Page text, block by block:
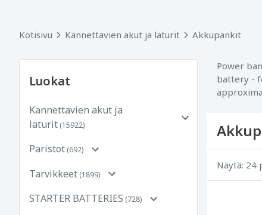
Kotisivu Kannettavien akut ja laturit Akkupankit
Luokat
Kannettavien akut ja
laturit (15922)
Paristot (692)
Tarvikkeet (1899)
STARTER BATTERIES (728)
Power
battery -
Näytä: 24